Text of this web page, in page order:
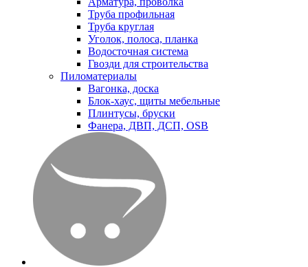
Труба профильная
Труба круглая
Уголок, полоса, планка
Водосточная система
Гвозди для строительства
Пиломатериалы
Вагонка, доска
Блок-хаус, щиты мебельные
Плинтусы, бруски
Фанера, ДВП, ДСП, OSB